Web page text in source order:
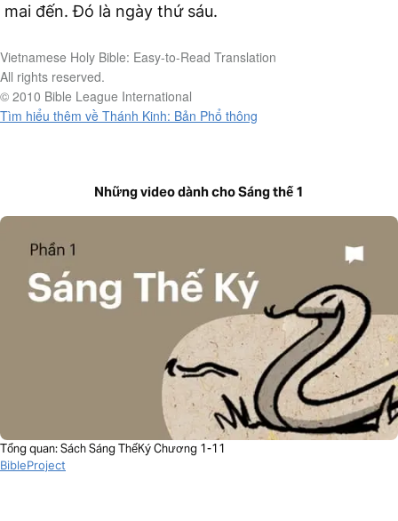
mai đến. Đó là ngày thứ sáu.
Vietnamese Holy Bible: Easy-to-Read Translation
All rights reserved.
© 2010 Bible League International
Tìm hiểu thêm về Thánh Kinh: Bản Phổ thông
Những video dành cho Sáng thế 1
Tổng quan: Sách Sáng ThếKý Chương 1-11
BibleProject